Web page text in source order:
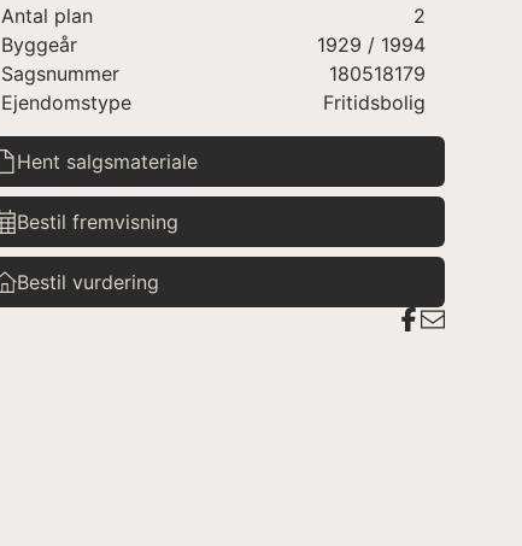
Antal plan
2
Byggeår
1929 / 1994
Sagsnummer
180518179
Ejendomstype
Fritidsbolig
Hent salgsmateriale
Bestil fremvisning
Bestil vurdering